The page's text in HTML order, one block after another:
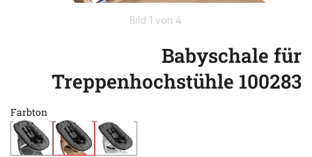
Bild 1 von 4
Babyschale für
Treppenhochstühle 100283
Farbton